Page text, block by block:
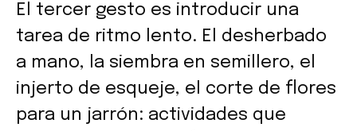
El tercer gesto es introducir una
tarea de ritmo lento. El desherbado
a mano, la siembra en semillero, el
injerto de esqueje, el corte de flores
para un jarrón: actividades que